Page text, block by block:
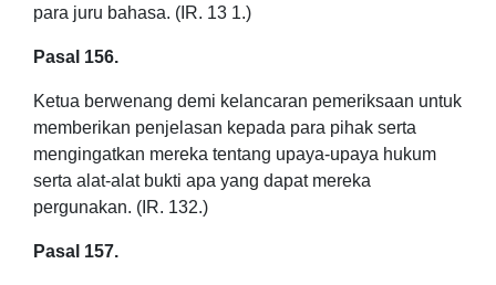
para juru bahasa. (IR. 13 1.)
Pasal 156.
Ketua berwenang demi kelancaran pemeriksaan untuk
memberikan penjelasan kepada para pihak serta
mengingatkan mereka tentang upaya-upaya hukum
serta alat-alat bukti apa yang dapat mereka
pergunakan. (IR. 132.)
Pasal 157.